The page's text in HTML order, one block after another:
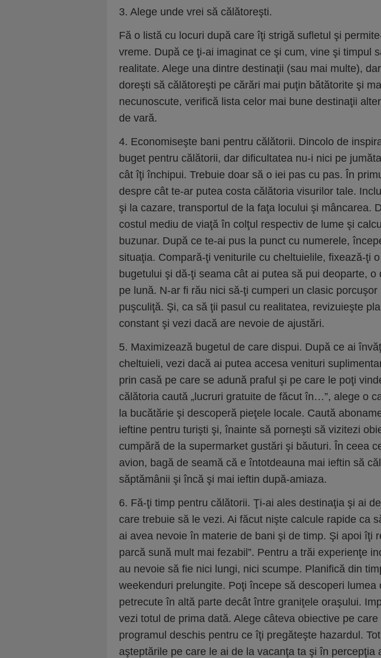
3. Alege unde vrei să călătoreşti.
Fă o listă cu locuri după care îţi strigă sufletul şi
vreme. După ce ţi-ai imaginat ce şi cum, vine şi timpul
realitate. Alege una dintre destinaţii (sau mai multe),
doreşti să călătoreşti pe cărări mai puţin bătătorite şi
necunoscute, verifică lista celor mai bune destinaţii
de vară.
4. Economiseşte bani pentru călătorii. Dincolo de
buget pentru călătorii, dar dificultatea nu-i nici pe
cât îţi închipui. Trebuie doar să o iei pas cu pas. În
despre cât te-ar putea costa călătoria visurilor tale.
şi la cazare, transportul de la faţa locului şi mâncarea.
costul mediu de viaţă în colţul respectiv de lume şi
buzunar. După ce te-ai pus la punct cu numerele,
situaţia. Compară-ţi veniturile cu cheltuielile, fixează-ţi
bugetului şi dă-ţi seama cât ai putea să pui deoparte, o
pe lună. N-ar fi rău nici să-ţi cumperi un clasic
puşculiţă. Şi, ca să ţii pasul cu realitatea, revizuieşte
constant şi vezi dacă are nevoie de ajustări.
5. Maximizează bugetul de care dispui. După ce ai
cheltuieli, vezi dacă ai putea accesa venituri
prin casă pe care se adună praful şi pe care le poţi
călătoria caută „lucruri gratuite de făcut în…”, alege o
la bucătărie şi descoperă pieţele locale. Caută
ieftine pentru turişti şi, înainte să porneşti să vizitezi
cumpără de la supermarket gustări şi băuturi. În ceea
avion, bagă de seamă că e întotdeauna mai ieftin să
săptămânii şi încă şi mai ieftin după-amiaza.
6. Fă-ţi timp pentru călătorii. Ţi-ai ales destinaţia şi ai
care trebuie să le vezi. Ai făcut nişte calcule rapide ca
ai avea nevoie în materie de bani şi de timp. Şi apoi îţi
parcă sună mult mai fezabil”. Pentru a trăi experienţe
au nevoie să fie nici lungi, nici scumpe. Planifică din
weekenduri prelungite. Poţi începe să descoperi lumea
petrecute în altă parte decât între graniţele oraşului.
vezi totul de prima dată. Alege câteva obiective pe
programul deschis pentru ce îţi pregăteşte hazardul.
aşteptările pe care le ai de la vacanţa ta şi în percepţia